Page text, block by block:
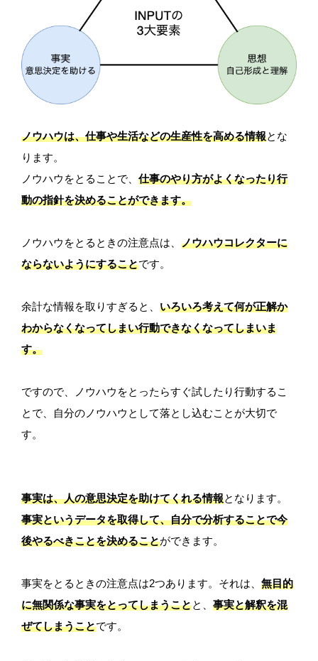
ノウハウは、仕事や生活などの生産性を高める情報とな
ります。
ノウハウをとることで、 仕事のやり方がよくなったり行
動の指針を決めることができます。
ノウハウをとるときの注意点は、 ノウハウコレクターに
ならないようにすることです。
余計な情報を取りすぎると、 いろいろ考えて何が正解か
わからなくなってしまい行動できなくなってしまいま
す。
ですので、ノウハウをとったらすぐ試したり行動するこ
とで、自分のノウハウとして落とし込むことが大切で
す。
事実は、人の意思決定を助けてくれる情報となります。
事実というデータを取得して、自分で分析することで今
後やるべきことを決めることができます。
事実をとるときの注意点は2つあります。それは、 無目的
に無関係な事実をとってしまうことと、 事実と解釈を混
ぜてしまうことです。